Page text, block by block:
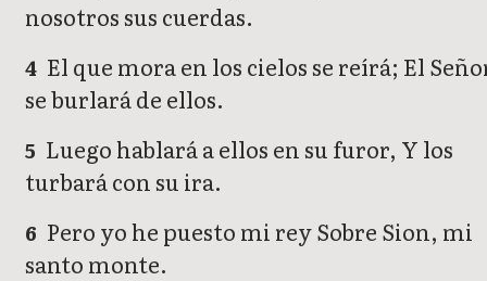
nosotros sus cuerdas.
4 El que mora en los cielos se reírá; El
se burlará de ellos.
5 Luego hablará a ellos en su furor, Y los
turbará con su ira.
6 Pero yo he puesto mi rey Sobre Sion, mi
santo monte.